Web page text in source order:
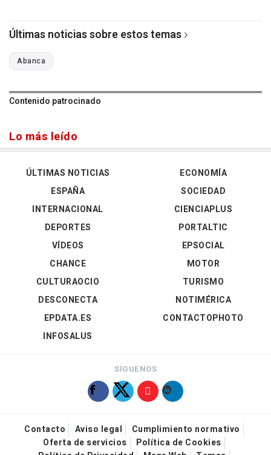
Últimas noticias sobre estos temas
Abanca
Contenido patrocinado
Lo más leído
ÚLTIMAS NOTICIAS
ESPAÑA
INTERNACIONAL
DEPORTES
VÍDEOS
ECONOMÍA
SOCIEDAD
CIENCIAPLUS
PORTALTIC
EPSOCIAL
CHANCE
CULTURAOCIO
DESCONECTA
EPDATA.ES
INFOSALUS
MOTOR
TURISMO
NOTIMÉRICA
CONTACTOPHOTO
SÍGUENOS
Contacto Aviso legal
Cumplimiento normativo
Oferta de servicios
Política de Cookies